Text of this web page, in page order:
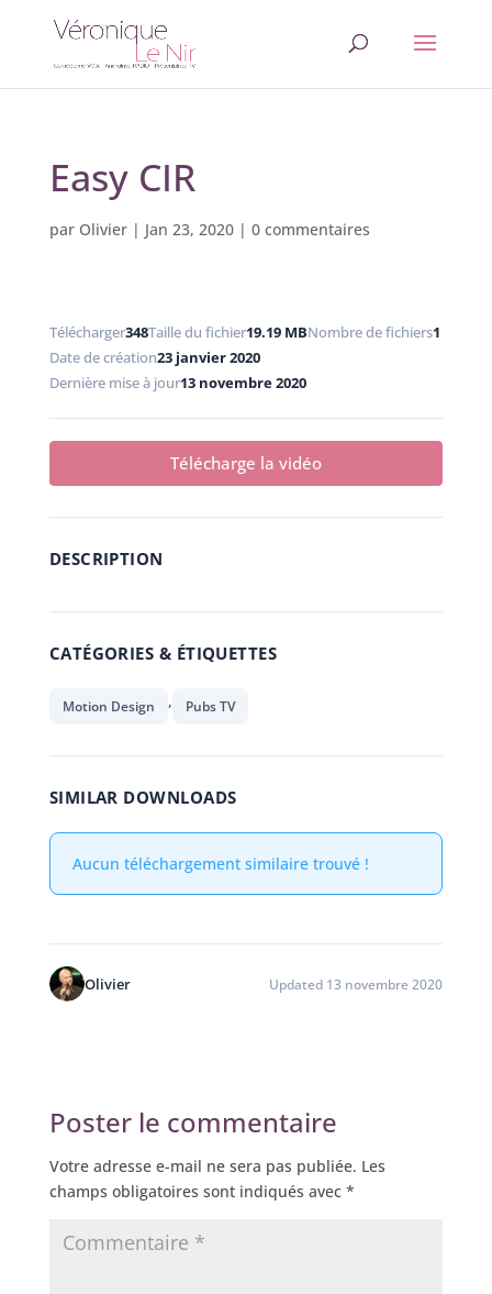
Easy CIR
par Olivier| Jan 23, 2020| 0 commentaires
Télécharger348Taille du fichier19.19 MBNombre de fichiers1
Date de création23 janvier 2020
Dernière mise à jour13 novembre 2020
Télécharge la vidéo
DESCRIPTION
CATÉGORIES & ÉTIQUETTES
Motion Design , Pubs TV
SIMILAR DOWNLOADS
Aucun téléchargement similaire trouvé !
Olivier Updated 13 novembre 2020
Poster le commentaire
Votre adresse e-mail ne sera pas publiée. Les
champs obligatoires sont indiqués avec *